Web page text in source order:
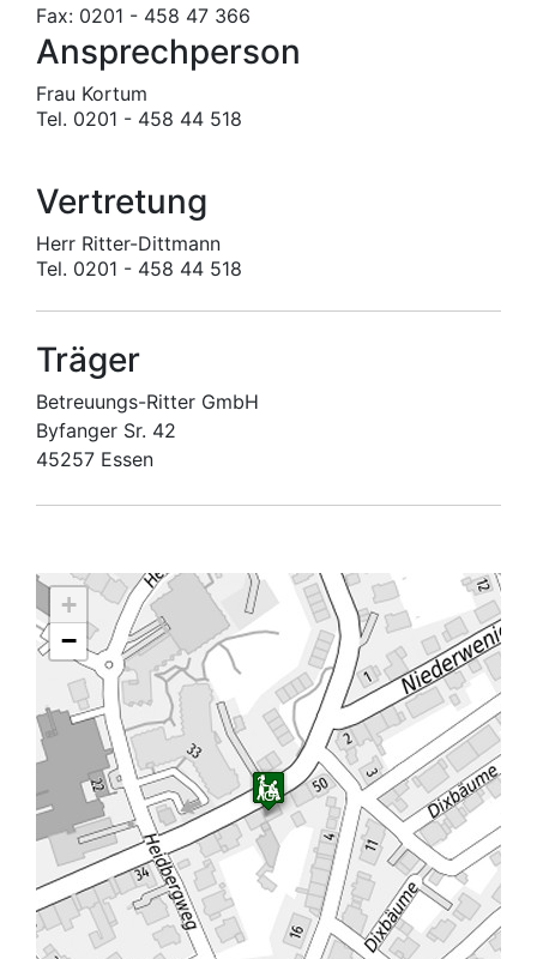
Fax: 0201 - 458 47 366
Ansprechperson
Frau Kortum
Tel. 0201 - 458 44 518
Vertretung
Herr Ritter-Dittmann
Tel. 0201 - 458 44 518
Träger
Betreuungs-Ritter GmbH
Byfanger Sr. 42
45257 Essen
+
−